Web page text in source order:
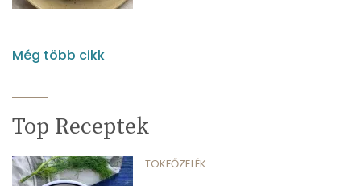
Még több cikk
Top Receptek
TÖKFŐZELÉK